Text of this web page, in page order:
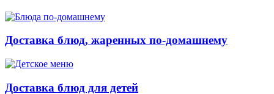
Доставка блюд, жаренных по-домашнему
Доставка блюд для детей